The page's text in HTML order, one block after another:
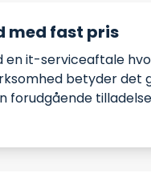
med fast pris
en it-serviceaftale
betyder
forudgående